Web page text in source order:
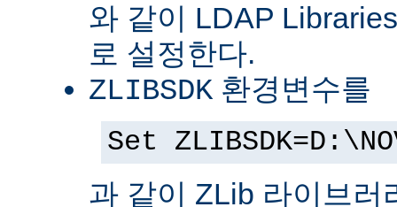
와 같이 LDAP
로 설정한다.
ZLIBSDK 환경변수를
Set
과 같이 ZLib 라이브러